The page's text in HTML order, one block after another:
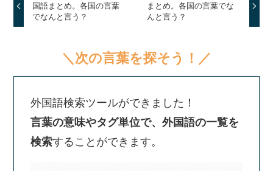
国語まとめ。各国の言葉
でなんと言う？
まとめ。各国の言葉でな
んと言う？
＼次の言葉を探そう！／
外国語検索ツールができました！
言葉の意味やタグ単位で、外国語の一覧を
検索することができます。